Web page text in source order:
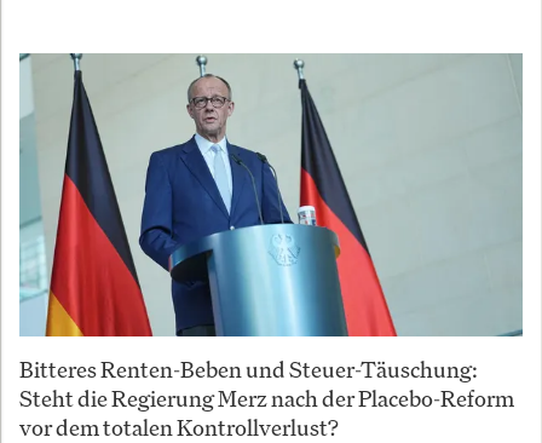
Bitteres Renten-Beben und Steuer-Täuschung:
Steht die Regierung Merz nach der Placebo-Reform
vor dem totalen Kontrollverlust?